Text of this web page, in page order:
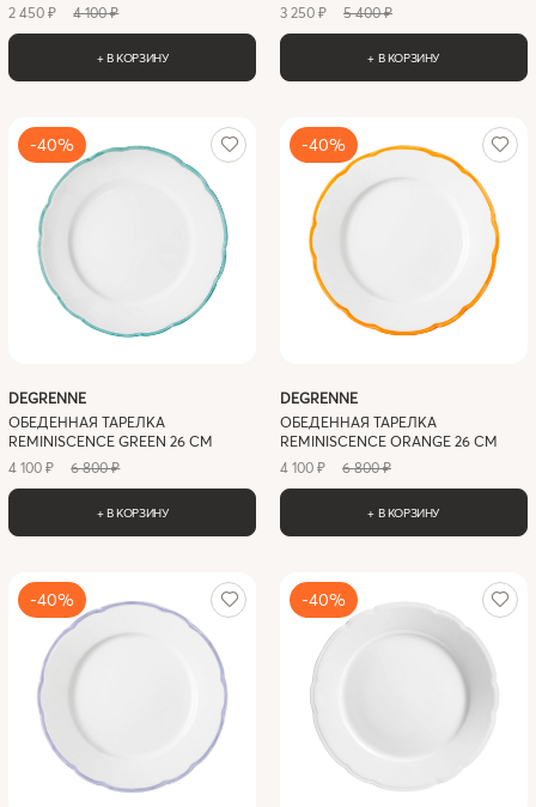
2 450 ₽
4 100 ₽
+ В КОРЗИНУ
3 250 ₽
5 400 ₽
+ В КОРЗИНУ
-40%
DEGRENNE
ОБЕДЕННАЯ ТАРЕЛКА
REMINISCENCE GREEN 26 СМ
4 100 ₽
6 800 ₽
+ В КОРЗИНУ
-40%
DEGRENNE
ОБЕДЕННАЯ ТАРЕЛКА
REMINISCENCE ORANGE 26 СМ
4 100 ₽
6 800 ₽
+ В КОРЗИНУ
-40% -40%